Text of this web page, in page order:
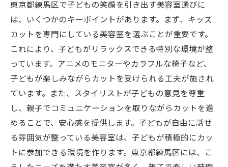
温かみのある美容室がおすすめの理由
練馬区で家庭的な雰囲気の美容室を探す
くつろぎの空間を提供する美容室の魅力
アットホームなサービスを提供する美容室
親しみやすいスタッフがいる美容室
心地よい雰囲気を楽しめる美容室の探し方
子どもが喜ぶアニメが流れる美容室
東京都練馬区で子どもの笑顔を引き出す美容室選びに
は、いくつかのキーポイントがあります。まず、キッズ
カットを専門にしている美容室を選ぶことが重要です。
これにより、子どもがリラックスできる特別な環境が整
っています。アニメのモニターやカラフルな椅子など、
子どもが楽しみながらカットを受けられる工夫が施され
ています。また、スタイリストが子どもの意見を尊重
し、親子でコミュニケーションを取りながらカットを進
めることで、安心感を提供します。子どもが自由に話せ
る雰囲気が整っている美容室は、子どもが積極的にカッ
トに参加できる環境を作ります。東京都練馬区には、こ